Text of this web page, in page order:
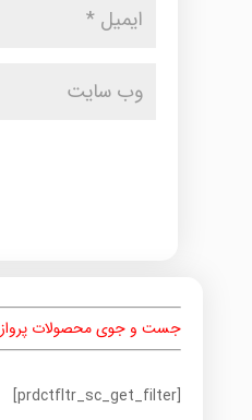
جست و جوی محصولات پرواز
[prdctfltr_sc_get_filter]